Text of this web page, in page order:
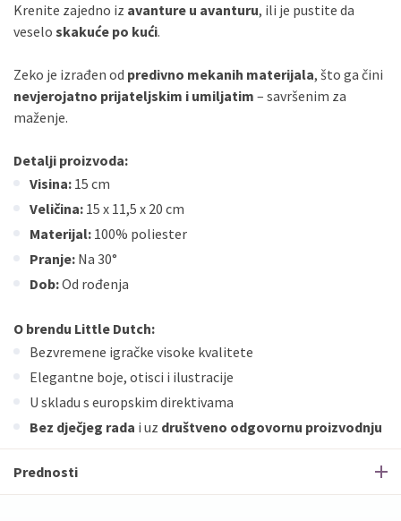
Krenite zajedno iz avanture u avanturu, ili je pustite da
veselo skakuće po kući.
Zeko je izrađen od predivno mekanih materijala, što ga čini
nevjerojatno prijateljskim i umiljatim – savršenim za
maženje.
Detalji proizvoda:
Visina: 15 cm
Veličina: 15 x 11,5 x 20 cm
Materijal: 100% poliester
Pranje: Na 30°
Dob:Od rođenja
O brendu Little Dutch:
Bezvremene igračke visoke kvalitete
Elegantne boje, otisci i ilustracije
U skladu s europskim direktivama
Bez dječjeg rada i uz društveno odgovornu proizvodnju
Prednosti